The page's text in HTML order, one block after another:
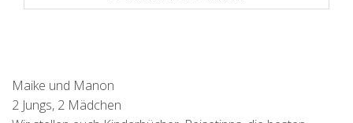
Maike und Manon
2 Jungs, 2 Mädchen